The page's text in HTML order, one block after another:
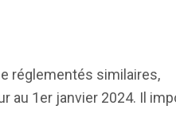
réglementés similaires,
au 1er janvier 2024. Il